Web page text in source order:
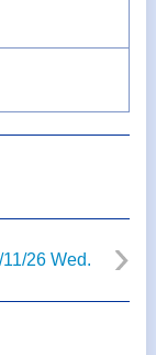
26 Wed.